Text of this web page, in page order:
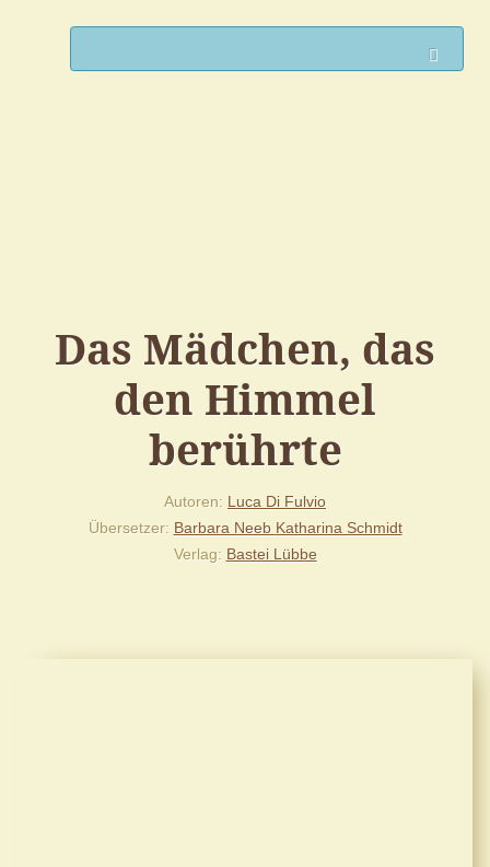
Das Mädchen, das
den Himmel
berührte
Autoren Luca Di Fulvio
Übersetzer Barbara Neeb Katharina Schmidt
Verlag Bastei Lübbe